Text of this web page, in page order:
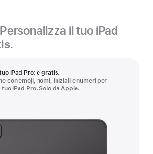
Personalizza il tuo iPad
iPad Pro: è gratis.
con emoji, nomi, iniziali e numeri per
tuo iPad Pro. Solo da Apple.